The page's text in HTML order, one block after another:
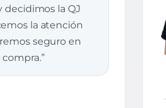
decidimos la QJ
la atención
seguro en